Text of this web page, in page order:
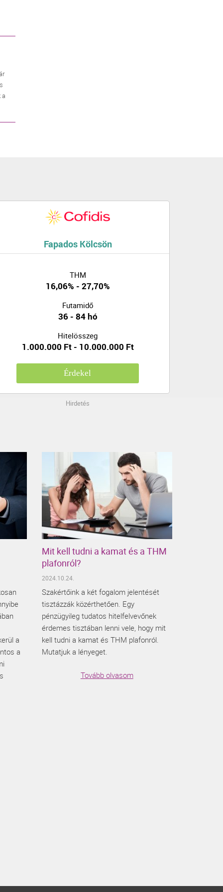
a
Fapados Kölcsön
THM
16,06% - 27,70%
Futamidő
36 - 84 hó
Hitelösszeg
1.000.000 Ft - 10.000.000 Ft
Érdekel
Hirdetés
a
a
Mit kell tudni a kamat és a THM
plafonról?
2024.10.24.
Szakértőink a két fogalom jelentését
tisztázzák közérthetően. Egy
pénzügyileg tudatos hitelfelvevőnek
érdemes tisztában lenni vele, hogy mit
kell tudni a kamat és THM plafonról.
Mutatjuk a lényeget.
Tovább olvasom